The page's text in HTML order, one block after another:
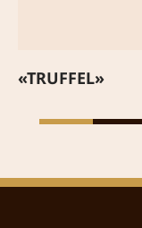
«TRUFFEL»